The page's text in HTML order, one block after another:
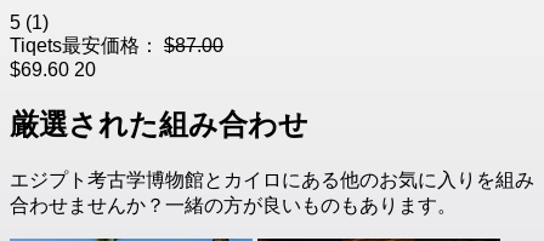
5 (1)
Tiqets最安価格： $87.00
$69.60 20
厳選された組み合わせ
エジプト考古学博物館とカイロにある他のお気に入りを組み
合わせませんか？一緒の方が良いものもあります。